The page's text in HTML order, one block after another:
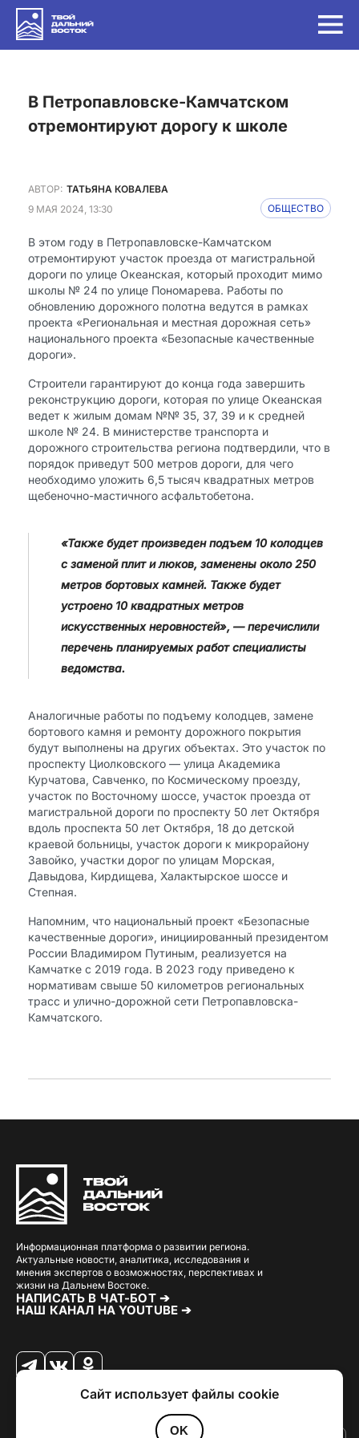
в Петропавловске-Камчатском
отремонтируют дорогу к школе
АВТОР: ТАТЬЯНА КОВАЛЕВА
9 МАЯ 2024, 13:30
ОБЩЕСТВО
В этом году в Петропавловске-Камчатском
отремонтируют участок проезда от магистральной
дороги по улице Океанская, который проходит мимо
школы № 24 по улице Пономарева. Работы по
обновлению дорожного полотна ведутся в рамках
проекта «Региональная и местная дорожная сеть»
национального проекта «Безопасные качественные
дороги».
Строители гарантируют до конца года завершить
реконструкцию дороги, которая по улице Океанская
ведет к жилым домам №№ 35, 37, 39 и к средней
школе № 24. В министерстве транспорта и
дорожного строительства региона подтвердили, что в
порядок приведут 500 метров дороги, для чего
необходимо уложить 6,5 тысяч квадратных метров
щебеночно-мастичного асфальтобетона.
«Также будет произведен подъем 10 колодцев
с заменой плит и люков, заменены около 250
метров бортовых камней. Также будет
устроено 10 квадратных метров
искусственных неровностей», — перечислили
перечень планируемых работ специалисты
ведомства.
Аналогичные работы по подъему колодцев, замене
бортового камня и ремонту дорожного покрытия
будут выполнены на других объектах. Это участок по
проспекту Циолковского — улица Академика
Курчатова, Савченко, по Космическому проезду,
участок по Восточному шоссе, участок проезда от
магистральной дороги по проспекту 50 лет Октября
вдоль проспекта 50 лет Октября, 18 до детской
краевой больницы, участок дороги к микрорайону
Завойко, участки дорог по улицам Морская,
Давыдова, Кирдищева, Халактырское шоссе и
Степная.
Напомним, что национальный проект «Безопасные
качественные дороги», инициированный президентом
России Владимиром Путиным, реализуется на
Камчатке с 2019 года. В 2023 году приведено к
нормативам свыше 50 километров региональных
трасс и улично-дорожной сети Петропавловска-
Камчатского.
Информационная платформа о развитии региона.
Актуальные новости, аналитика, исследования и
мнения экспертов о возможностях, перспективах и
жизни на Дальнем Востоке.
НАПИСАТЬ В ЧАТ-БОТ ➔
НАШ КАНАЛ НА YOUTUBE ➔
. РазработкаLoimi.
Политика конфиденциальности
Сайт использует файлы cookie
OK